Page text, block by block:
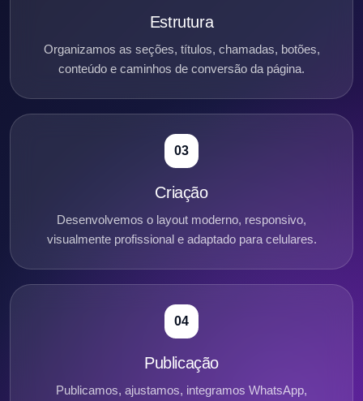
Estrutura
Organizamos as seções, títulos, chamadas, botões,
conteúdo e caminhos de conversão da página.
03
Criação
Desenvolvemos o layout moderno, responsivo,
visualmente profissional e adaptado para celulares.
04
Publicação
Publicamos, ajustamos, integramos WhatsApp,